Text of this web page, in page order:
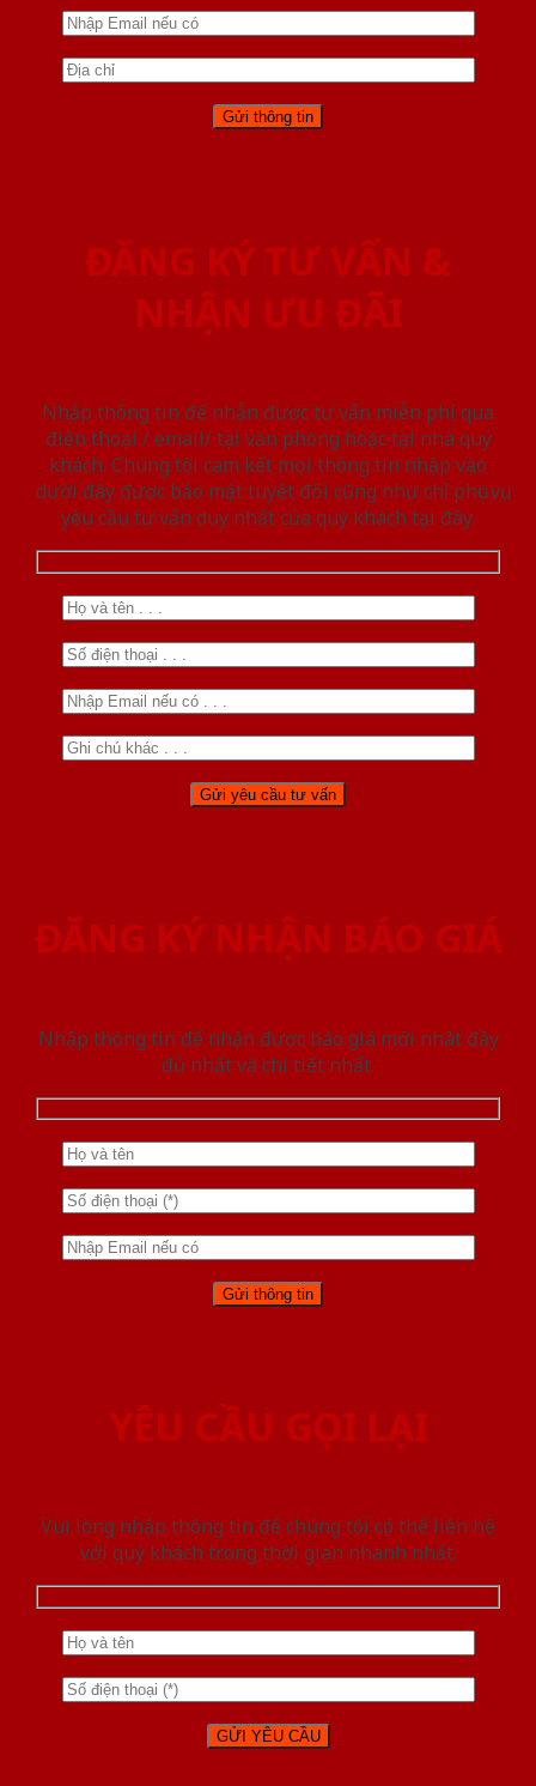
ĐĂNG KÝ TƯ VẤN &
NHẬN ƯU ĐÃI
Nhập thông tin để nhận được tư vấn miễn phí qua
điện thoại / email/ tại văn phòng hoặc tại nhà quý
khách. Chúng tôi cam kết mọi thông tin nhập vào
dưới đây được bảo mật tuyệt đối cũng như chỉ phục vụ
yêu cầu tư vấn duy nhất của quý khách tại đây.
ĐĂNG KÝ NHẬN BÁO GIÁ
Nhập thông tin để nhận được báo giá mới nhât đầy
đủ nhất và chi tiết nhất.
YÊU CẦU GỌI LẠI
Vui lòng nhập thông tin để chúng tôi có thể liên hệ
với quý khách trong thời gian nhanh nhất.